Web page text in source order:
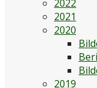
2022
2021
2020
2019